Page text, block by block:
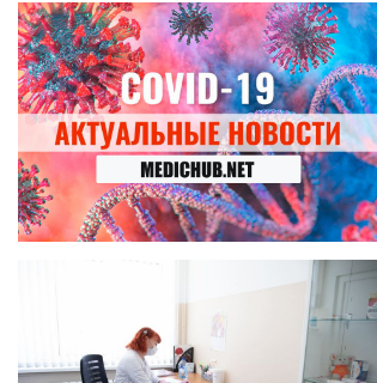
27.07.2026
Лучше фасоли: диетолог
названа 8 продуктов,
содержащих много клетчатки
угрозы: что нужно знать о
летних инфекциях